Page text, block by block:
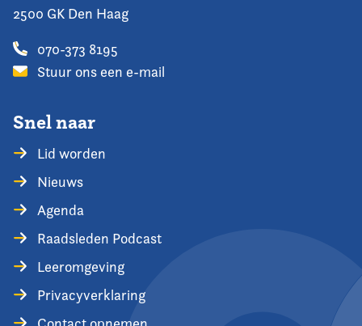
2500 GK Den Haag
070-373 8195
Stuur ons een e-mail
Snel naar
Lid worden
Nieuws
Agenda
Raadsleden Podcast
Leeromgeving
Privacyverklaring